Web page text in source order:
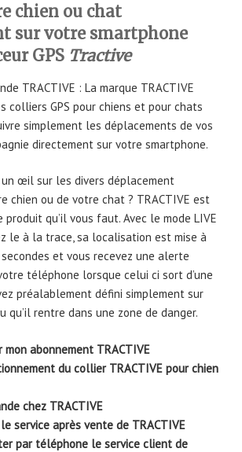
chien ou chat
sur votre smartphone
GPS Tractive
TRACTIVE : La marque TRACTIVE
colliers GPS pour chiens et pour chats
simplement les déplacements de vos
directement sur votre smartphone.
un œil sur les divers déplacement
chien ou de votre chat ? TRACTIVE est
qu’il vous faut. Avec le mode LIVE
le à la trace, sa localisation est mise à
et vous recevez une alerte
téléphone lorsque celui ci sort d’une
préalablement défini simplement sur
qu’il rentre dans une zone de danger.
mon abonnement TRACTIVE
du collier TRACTIVE pour chien
chez TRACTIVE
service après vente de TRACTIVE
par téléphone le service client de